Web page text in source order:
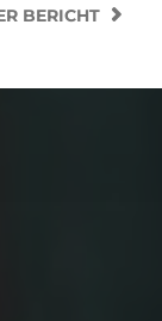
BERICHT